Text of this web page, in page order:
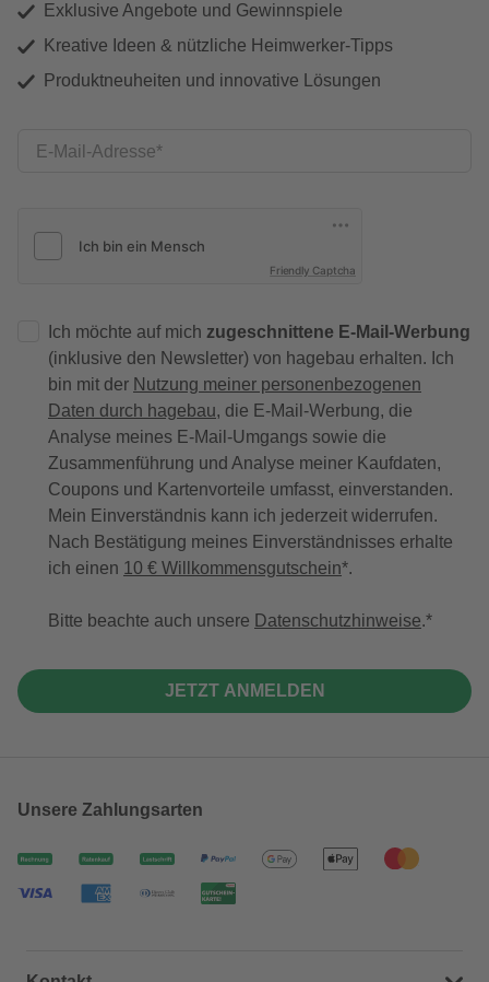
Exklusive Angebote und Gewinnspiele
Kreative Ideen & nützliche Heimwerker-Tipps
Produktneuheiten und innovative Lösungen
E-Mail-Adresse
Friendly Captcha
Ich möchte auf mich zugeschnittene E-Mail-Werbung
(inklusive den Newsletter) von hagebau erhalten. Ich
bin mit der Nutzung meiner personenbezogenen
Daten durch hagebau, die E-Mail-Werbung, die
Analyse meines E-Mail-Umgangs sowie die
Zusammenführung und Analyse meiner Kaufdaten,
Coupons und Kartenvorteile umfasst, einverstanden.
Mein Einverständnis kann ich jederzeit widerrufen.
Nach Bestätigung meines Einverständnisses erhalte
ich einen 10 € Willkommensgutschein*.
Bitte beachte auch unsere Datenschutzhinweise.
JETZT ANMELDEN
Unsere Zahlungsarten